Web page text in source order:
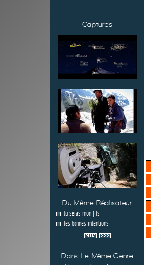
Captures
Du Même Réalisateur
tu seras mon fils
les bonnes intentions
Dans Le Même Genre